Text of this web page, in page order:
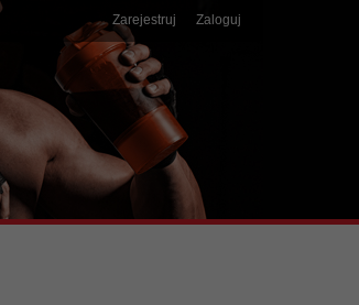
Zarejestruj Zaloguj